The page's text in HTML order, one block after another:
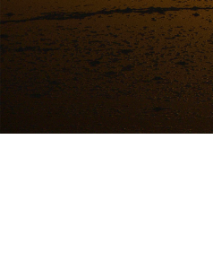
Галерея
+7 925 836